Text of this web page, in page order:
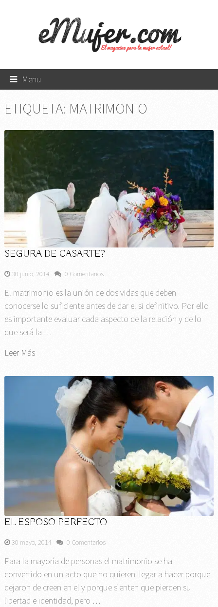
Menu
ETIQUETA: MATRIMONIO
SEGURA DE CASARTE?
30 junio, 2014 0 Comentarios
El matrimonio es la unión de dos vidas que deben
conocerse lo suficiente antes de dar el si definitivo. Por ello
es importante evaluar cada aspecto de la relación y de lo
que será la …
Leer Más
EL ESPOSO PERFECTO
30 mayo, 2014 0 Comentarios
Para la mayoría de personas el matrimonio se ha
convertido en un acto que no quieren llegar a hacer porque
dejaron de creen en el y porque sienten que pierden su
libertad e identidad, pero …